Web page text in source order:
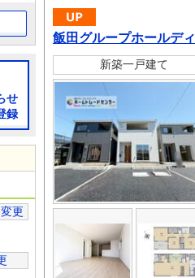
飯田グループホールデ
新築一戸建て
せ
録
更